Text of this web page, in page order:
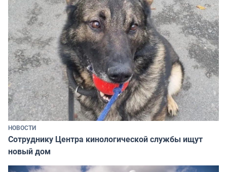
НОВОСТИ
Сотруднику Центра кинологической службы ищут
новый дом